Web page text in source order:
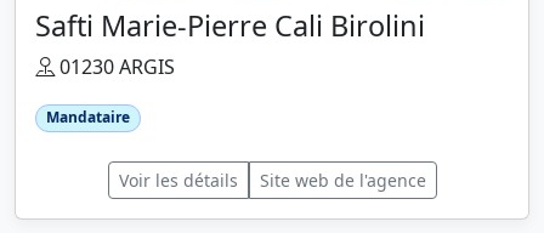
Safti Marie-Pierre Cali Birolini
01230 ARGIS
Mandataire
Voir les détails Site web de l'agence